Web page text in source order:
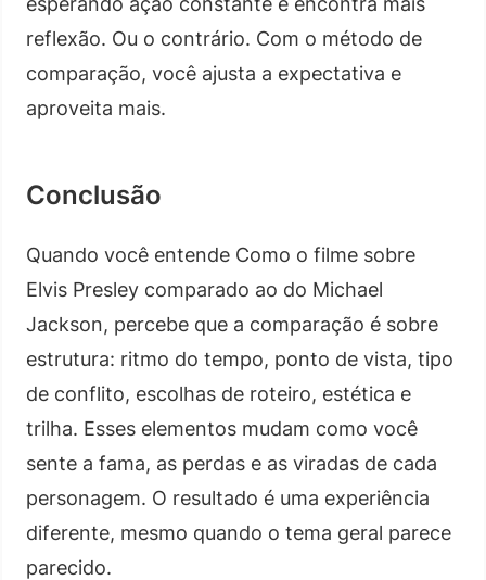
reflexão. Ou o contrário. Com o método de
comparação, você ajusta a expectativa e
aproveita mais.
Conclusão
Quando você entende Como o filme sobre
Elvis Presley comparado ao do Michael
Jackson, percebe que a comparação é sobre
estrutura: ritmo do tempo, ponto de vista, tipo
de conflito, escolhas de roteiro, estética e
trilha. Esses elementos mudam como você
sente a fama, as perdas e as viradas de cada
personagem. O resultado é uma experiência
diferente, mesmo quando o tema geral parece
parecido.